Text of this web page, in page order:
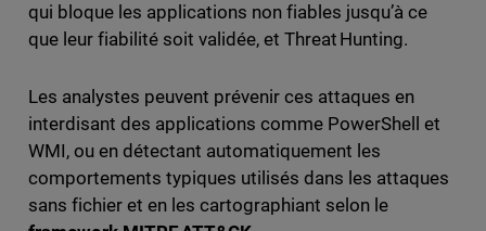
qui bloque les applications non fiables jusqu’à ce
que leur fiabilité soit validée, et Threat Hunting.
Les analystes peuvent prévenir ces attaques en
interdisant des applications comme PowerShell et
WMI, ou en détectant automatiquement les
comportements typiques utilisés dans les attaques
sans fichier et en les cartographiant selon le